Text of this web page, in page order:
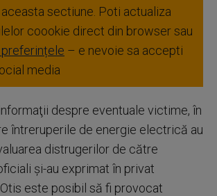
sectiune. Poti actualiza
coookie direct din browser sau
– e nevoie sa accepti
media
despre eventuale victime, în
întreruperile de energie electrică au
distrugerilor de către
şi-au exprimat în privat
este posibil să fi provocat